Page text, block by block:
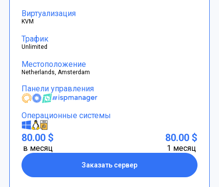
Виртуализация
KVM
Трафик
Unlimited
Местоположение
Netherlands, Amsterdam
Панели управления
Операционные системы
80.00 $
в месяц
Заказать сервер
80.00 $
1 месяц